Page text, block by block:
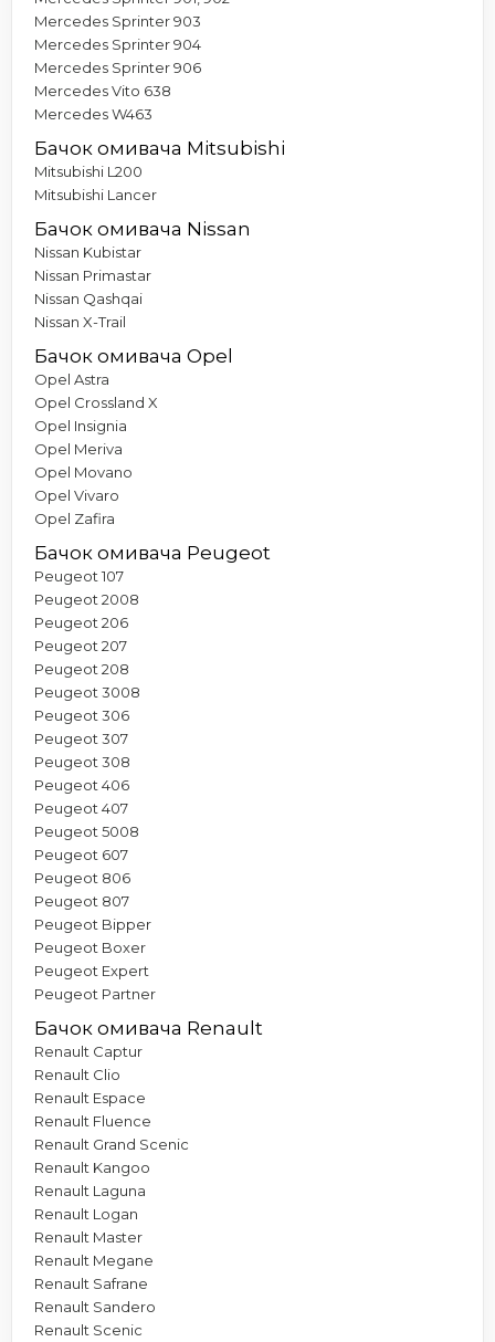
Mercedes Sprinter 903
Mercedes Sprinter 904
Mercedes Sprinter 906
Mercedes Vito 638
Mercedes W463
Бачок омивача Mitsubishi
Mitsubishi L200
Mitsubishi Lancer
Бачок омивача Nissan
Nissan Kubistar
Nissan Primastar
Nissan Qashqai
Nissan X-Trail
Бачок омивача Opel
Opel Astra
Opel Crossland X
Opel Insignia
Opel Meriva
Opel Movano
Opel Vivaro
Opel Zafira
Бачок омивача Peugeot
Peugeot 107
Peugeot 2008
Peugeot 206
Peugeot 207
Peugeot 208
Peugeot 3008
Peugeot 306
Peugeot 307
Peugeot 308
Peugeot 406
Peugeot 407
Peugeot 5008
Peugeot 607
Peugeot 806
Peugeot 807
Peugeot Bipper
Peugeot Boxer
Peugeot Expert
Peugeot Partner
Бачок омивача Renault
Renault Captur
Renault Clio
Renault Espace
Renault Fluence
Renault Grand Scenic
Renault Kangoo
Renault Laguna
Renault Logan
Renault Master
Renault Megane
Renault Safrane
Renault Sandero
Renault Scenic